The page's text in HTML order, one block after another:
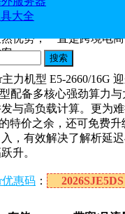
大全
搜索
全球的科技与网络枢纽
优势，一直是跨境电
。
力机型 E5-2660/16G
配备多核心强劲算力
与高负载计算。更为
特价之余，还可免费
，有效解决了解析延迟
升。
优惠码 ： 2026SJE5DS